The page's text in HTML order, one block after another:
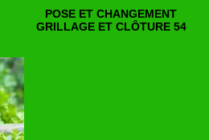
POSE ET CHANGEMENT
GRILLAGE ET CLÔTURE 54